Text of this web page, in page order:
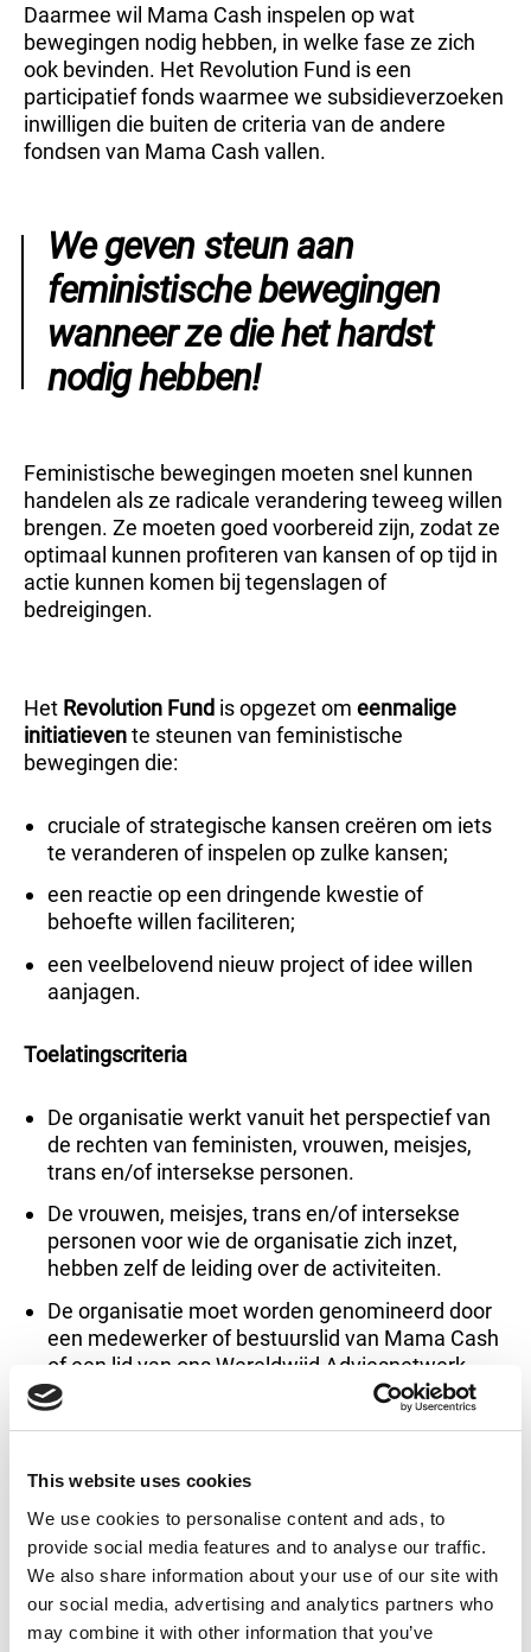
This website uses cookies
We use cookies to personalise content and ads, to
provide social media features and to analyse our traffic.
We also share information about your use of our site with
our social media, advertising and analytics partners who
may combine it with other information that you’ve
Daarmee wil Mama Cash inspelen op wat
bewegingen nodig hebben, in welke fase ze zich
ook bevinden. Het Revolution Fund is een
participatief fonds waarmee we subsidieverzoeken
inwilligen die buiten de criteria van de andere
fondsen van Mama Cash vallen.
We geven steun aan
feministische bewegingen
wanneer ze die het hardst
nodig hebben!
Feministische bewegingen moeten snel kunnen
handelen als ze radicale verandering teweeg willen
brengen. Ze moeten goed voorbereid zijn, zodat ze
optimaal kunnen profiteren van kansen of op tijd in
actie kunnen komen bij tegenslagen of
bedreigingen.
Het Revolution Fund is opgezet om eenmalige
initiatievente steunen van feministische
bewegingen die:
cruciale of strategische kansen creëren om iets
te veranderen of inspelen op zulke kansen;
een reactie op een dringende kwestie of
behoefte willen faciliteren;
een veelbelovend nieuw project of idee willen
aanjagen.
Toelatingscriteria
De organisatie werkt vanuit het perspectief van
de rechten van feministen, vrouwen, meisjes,
trans en/of intersekse personen.
De vrouwen, meisjes, trans en/of intersekse
personen voor wie de organisatie zich inzet,
hebben zelf de leiding over de activiteiten.
De organisatie moet worden genomineerd door
een medewerker of bestuurslid van Mama Cash
of een lid van onsWereldwijd Adviesnetwerk.
De organisatie moet kansen voor verandering
creëren, reageren op een nieuwe behoefte en/of
ideeën komen.
In de aanvragen moeten onze visie, missie en
waarden terugkomen.
Geschiktheidscriteria